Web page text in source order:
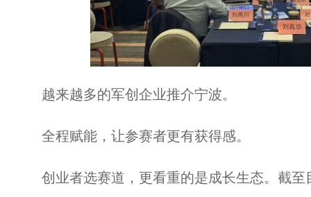
越来越多的军创企业推介宁波。
全程赋能，让参赛者更有获得感。
创业者选赛道，更看重的是成长生态。截至